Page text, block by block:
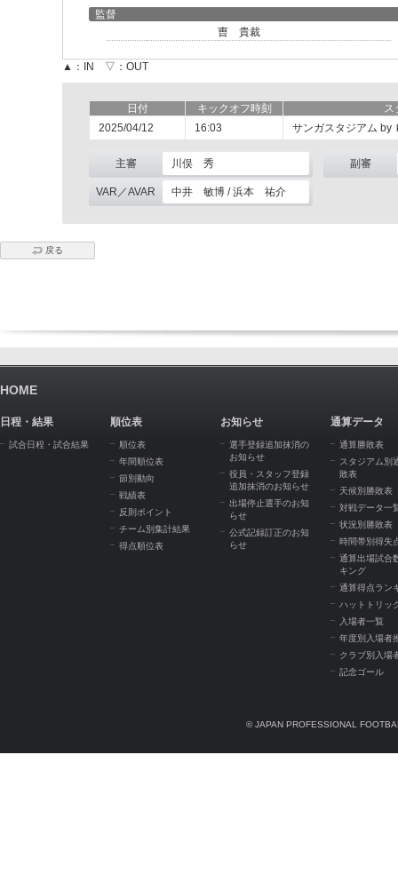
監督
曺 貴裁
▲：IN ▽：OUT
日付 キックオフ時刻
ス
2025/04/12
16:03 サンガスタジアム by
主審 川俣 秀 副審
VAR／AVAR 中井 敏博 / 浜本 祐介
戻る
HOME
日程・結果
試合日程・試合結果
順位表
順位表
年間順位表
節別動向
戦績表
反則ポイント
チーム別集計結果
得点順位表
お知らせ
選手登録追加抹消の
お知らせ
役員・スタッフ登録
追加抹消のお知らせ
出場停止選手のお知
らせ
公式記録訂正のお知
らせ
通算データ
通算勝敗表
スタジアム別
敗表
天候別勝敗表
対戦データ一
状況別勝敗表
時間帯別得失
通算出場試合
キング
通算得点ラン
ハットトリッ
入場者一覧
年度別入場者
クラブ別入場
記念ゴール
© JAPAN PROFESSIONAL